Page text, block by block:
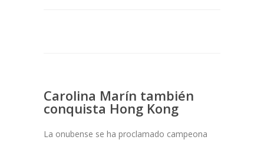
Carolina Marín también
conquista Hong Kong
La onubense se ha proclamado campeona